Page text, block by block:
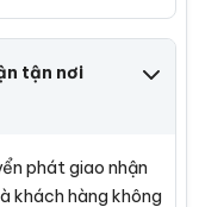
tận nơi
phát giao nhận
khách hàng không